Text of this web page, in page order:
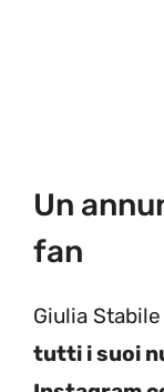
Un
fan
Giulia Stabile
tutti i suoi